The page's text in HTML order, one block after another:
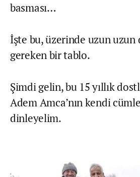
basması…
İşte bu, üzerinde uzun uzun
gereken bir tablo.
Şimdi gelin, bu 15 yıllık
Adem Amca’nın kendi
dinleyelim.